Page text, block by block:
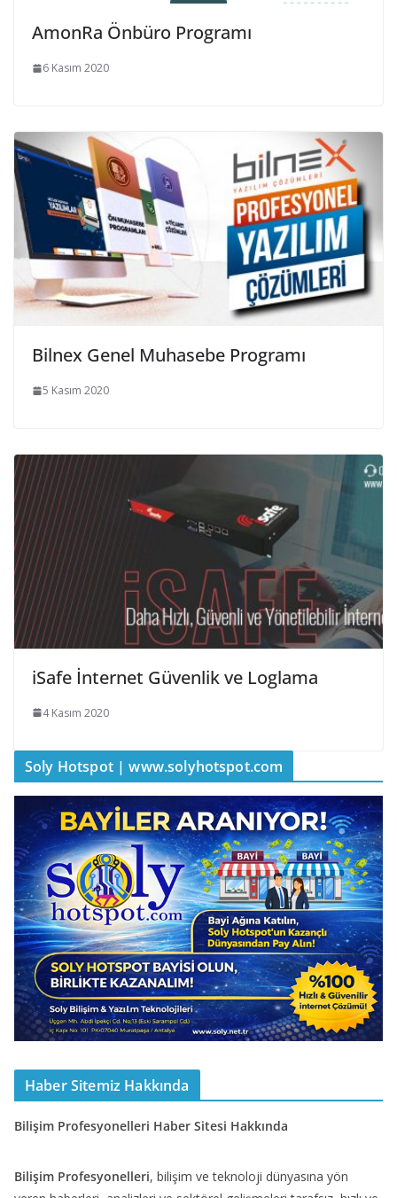
AmonRa Önbüro Programı
6 Kasım 2020
Bilnex Genel Muhasebe Programı
5 Kasım 2020
iSafe İnternet Güvenlik ve Loglama
4 Kasım 2020
Soly Hotspot | www.solyhotspot.com
Haber Sitemiz Hakkında
Bilişim Profesyonelleri Haber Sitesi Hakkında
Bilişim Profesyonelleri, bilişim ve teknoloji dünyasına yön